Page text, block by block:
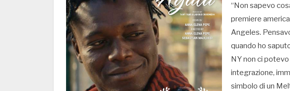
“Non sapevo
premiere
Angeles.
quando ho
NY non ci
integrazione,
simbolo di un